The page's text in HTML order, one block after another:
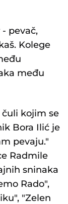
pevač,
Kolege
među
čuli kojim se
Bora Ilić je
pevaju."
Radmile
sninaka
Rado",
"Zelen